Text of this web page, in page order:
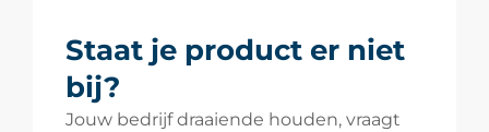
Staat je product er niet
bij?
Jouw bedrijf draaiende houden, vraagt